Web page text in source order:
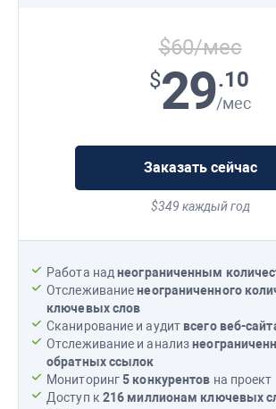
$60/мес
$29.10
/мес
Заказать сейчас
$349 каждый год
Работа наднеограниченным
Отслеживаниенеограниченного
ключевых слов
Сканирование и аудит всего веб-
Отслеживание и анализ
обратных ссылок
Мониторинг5 конкурентов на проект
Доступ к 216 миллионам ключевых